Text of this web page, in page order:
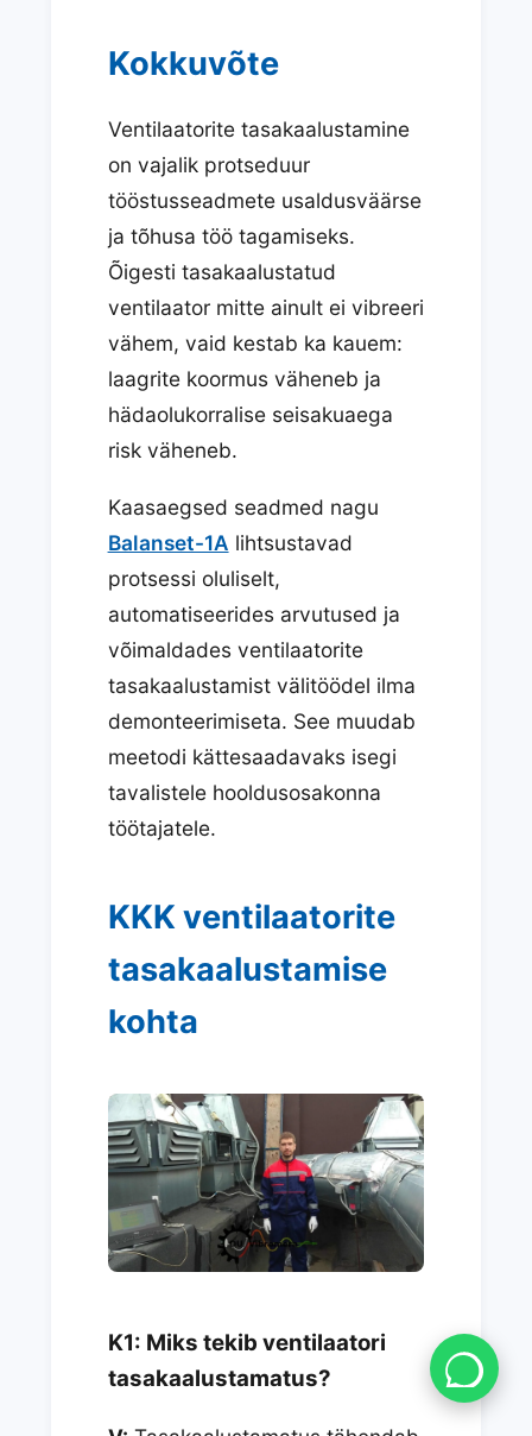
Kokkuvõte
Ventilaatorite tasakaalustamine
on vajalik protseduur
tööstusseadmete usaldusväärse
ja tõhusa töö tagamiseks.
Õigesti tasakaalustatud
ventilaator mitte ainult ei vibreeri
vähem, vaid kestab ka kauem:
laagrite koormus väheneb ja
hädaolukorralise seisakuaega
risk väheneb.
Kaasaegsed seadmed nagu
Balanset-1A lihtsustavad
protsessi oluliselt,
automatiseerides arvutused ja
võimaldades ventilaatorite
tasakaalustamist välitöödel ilma
demonteerimiseta. See muudab
meetodi kättesaadavaks isegi
tavalistele hooldusosakonna
töötajatele.
KKK ventilaatorite
tasakaalustamise
kohta
K1: Miks tekib ventilaatori
tasakaalustamatus?